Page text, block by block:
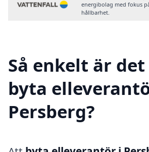
energibolag med fokus
hållbarhet.
Så enkelt är
byta
Persberg?